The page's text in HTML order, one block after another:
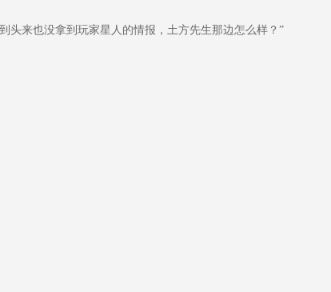
头来也没拿到玩家星人的情报，土方先生那边怎么样？”